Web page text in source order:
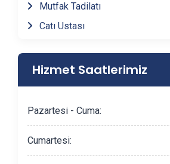
Gürsu (1)
İznik (1)
Mutfak Tadilatı
Çatı Ustası
Prefabrik Ev Yapımı
Ahşap Ev Yapımı
Peyzaj Hizmetleri
Mantolama Ustası
Şömine Yapımı
Hizmet Saatlerimiz
Pazartesi - Cuma:
Cumartesi: